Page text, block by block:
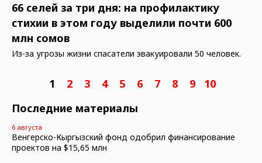
66 селей за три дня: на профилактику
стихии в этом году выделили почти 600
млн сомов
Из-за угрозы жизни спасатели эвакуировали 50 человек.
1 2 3 4 5 6 7 8 9
10
Последние материалы
6 августа
Венгерско-Кыргызский фонд одобрил финансирование
проектов на $15,65 млн